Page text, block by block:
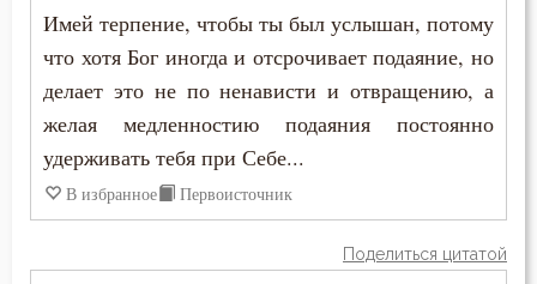
Безмолвие
Беседа
Беснование
Беспечность
Амвросий Оптинский (Гренков)
Амфилохий Иконийский
Анастасий Антиохийский
Анастасий Синаит
Анатолий Оптинский (Зерцалов)
Имей терпение, чтобы ты был услышан, потому
что хотя Бог иногда и отсрочивает подаяние, но
делает это не по ненависти и отвращению, а
желая медленностию подаяния постоянно
удерживать тебя при Себе...
В избранное Первоисточник
Поделиться цитатой